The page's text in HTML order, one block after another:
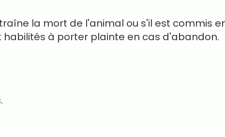
la mort de l'animal ou s'il est commis
à porter plainte en cas d'abandon.